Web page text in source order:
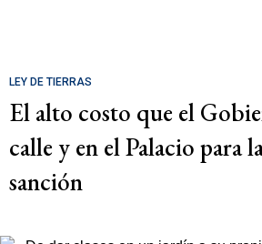
LEY DE TIERRAS
El alto costo que el
calle y en el Palacio para
sanción